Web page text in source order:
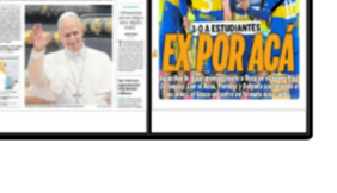
DEL
VALLE